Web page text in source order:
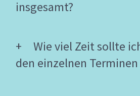
insgesamt?
Wie viel Zeit sollte
den einzelnen Terminen